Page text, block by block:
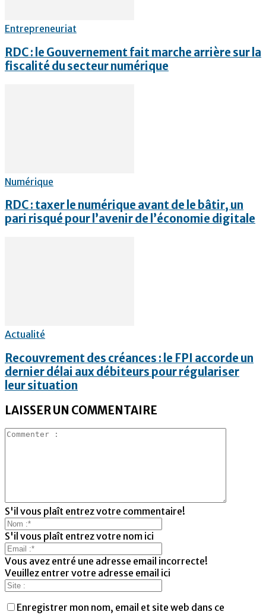
Entrepreneuriat
RDC : le Gouvernement fait marche arrière sur la
fiscalité du secteur numérique
Numérique
RDC : taxer le numérique avant de le bâtir, un
pari risqué pour l’avenir de l’économie digitale
Actualité
Recouvrement des créances : le FPI accorde un
dernier délai aux débiteurs pour régulariser
leur situation
LAISSER UN COMMENTAIRE
S'il vous plaît entrez votre commentaire!
S'il vous plaît entrez votre nom ici
Vous avez entré une adresse email incorrecte!
Veuillez entrer votre adresse email ici
Enregistrer mon nom, email et site web dans ce